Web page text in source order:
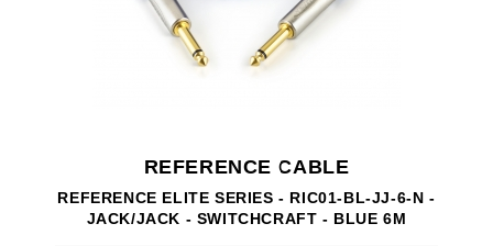
REFERENCE CABLE
REFERENCE ELITE SERIES - RIC01-BL-JJ-6-N -
JACK/JACK - SWITCHCRAFT - BLUE 6M